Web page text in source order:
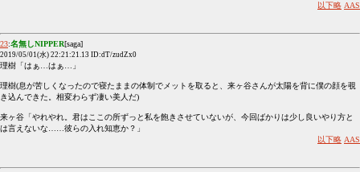
以下略 AAS
23:名無しNIPPER[saga]
2019/05/01(水) 22:21:21.13 ID:dT/zudZx0
理樹「はぁ…はぁ…」
理樹(息が苦しくなったので寝たままの体制でメットを取ると、来ヶ谷さんが太陽を背に僕の顔を覗
き込んできた。相変わらず凄い美人だ)
来ヶ谷「やれやれ。君はここの所ずっと私を飽きさせていないが、今回ばかりは少し良いやり方と
は言えないな……彼らの入れ知恵か？」
以下略 AAS